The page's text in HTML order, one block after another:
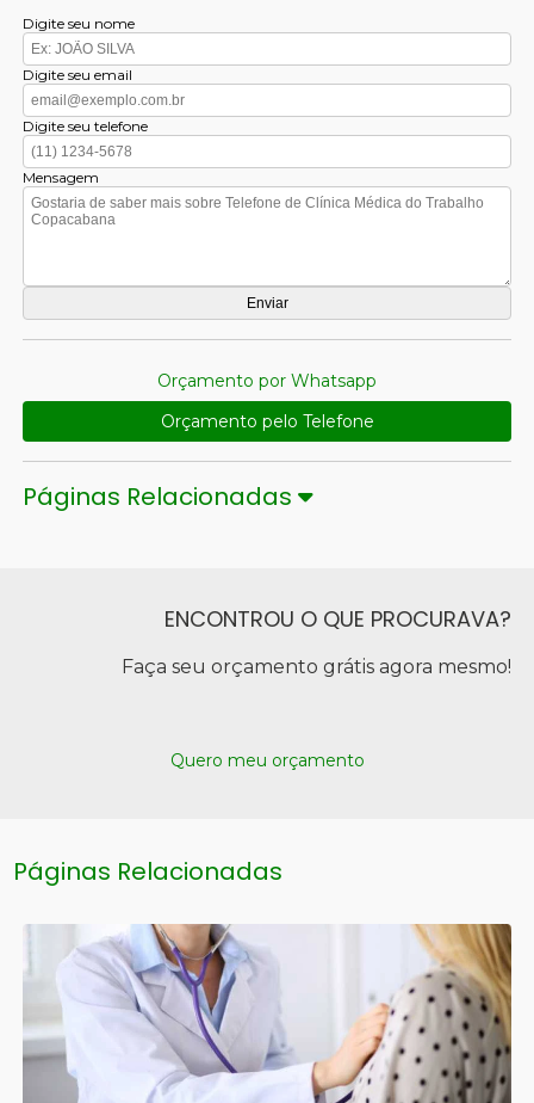
Digite seu nome
Digite seu email
Digite seu telefone
Mensagem
Orçamento por Whatsapp
Orçamento pelo Telefone
Páginas Relacionadas
ENCONTROU O QUE PROCURAVA?
Faça seu orçamento grátis agora mesmo!
Quero meu orçamento
Páginas Relacionadas